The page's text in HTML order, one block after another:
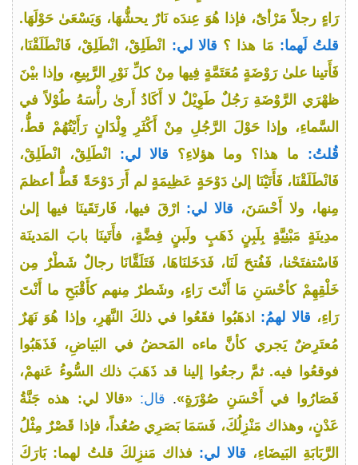
رَاءٍ رجلاً مَرْأىًٰ، فإذا هُوَ عِندَه نَارٌ يحشُّهَا، وَيَسْعَىٰ حَوْلَهَا.
قلتُ لَهما: مَا هذا ؟ قالا لي: انْطَلِقْ، انْطَلِقْ، فَانْطَلَقْنَا،
فَأَتينا علىٰ رَوْضَةٍ مُعَتَمَّةٍ فِيها مِنْ كلِّ نَوْرِ الرَّبِيعِ، وإذا بيْنَ
ظهْرَي الرَّوْضَةِ رَجُلٌ طَوِيْلٌ لا أَكَادُ أَرىٰ رأْسَهُ طُوْلاً في
السَّماءِ، وإذا حَوْلَ الرَّجُلِ مِنْ أَكْثَرِ وِلْدَانٍ رَأَيْتُهُمْ قطُّ،
قُلتُ: ما هذا؟ وما هؤلاءِ؟ قالا لي: انْطَلِقْ، انْطَلِقْ،
فَانْطَلَقْنَا، فَأَتَيْنَا إلىٰ دَوْحَةٍ عَظِيمَةٍ لم أَرَ دَوْحَةً قَطُّ أعظمَ
مِنها، ولا أَحْسَنَ، قالا لي: ارْقَ فيها، فَارتَقَينَا فيها إلىٰ
مدِينَةٍ مَبْنِيَّةٍ بِلَبِنٍ ذَهَبٍ ولَبنٍ فِضَّةٍ، فأَتَينَا بابَ المَدينَة
فَاسْتفتَحْنا، فَفُتحَ لَنَا، فَدَخَلنَاهَا، فَتَلَقَّانَا رجالٌ شَطْرٌ مِن
خَلْقِهِمْ كأحْسَنِ مَا أَنْتَ رَاءٍ، وشَطرٌ مِنهم كأَقْبَحِ ما أَنْتَ
رَاءِ، قالا لهمُ: اذهَبُوا فقَعُوا في ذلكَ النَّهَرِ، وإذا هُوَ نَهَرٌ
مُعتَرِضٌ يَجري كأنَّ ماءه المَحضُ في البَياضِ، فَذَهَبُوا
فوقعُوا فيه. ثمَّ رجعُوا إلينا قد ذَهَبَ ذلك السُّوءُ عَنهمْ،
فَصَارُوا في أَحْسَنِ صُوْرَةٍ». قال: «قالا لي: هذه جَنَّةُ
عَدْنٍ، وهذاك مَنْزِلُكَ، فَسَمَا بَصَرِي صُعُداً، فإذا قَصْرٌ مِثْلُ
الرَّبَابَةِ البَيضَاءِ، قالا لي: فذاك مَنزِلكَ قلتُ لهما: بَارَكَ